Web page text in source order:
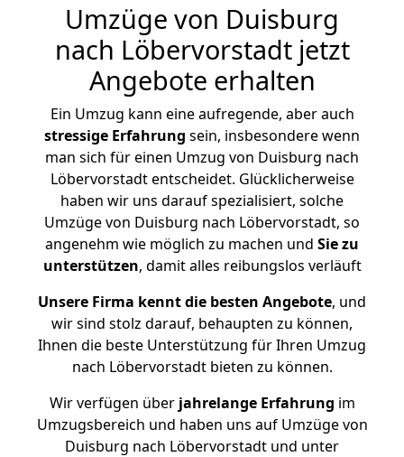
Umzüge von Duisburg
nach Löbervorstadt jetzt
Angebote erhalten
Ein Umzug kann eine aufregende, aber auch
stressige Erfahrung sein, insbesondere wenn
man sich für einen Umzug von Duisburg nach
Löbervorstadt entscheidet. Glücklicherweise
haben wir uns darauf spezialisiert, solche
Umzüge von Duisburg nach Löbervorstadt, so
angenehm wie möglich zu machen und Sie zu
unterstützen, damit alles reibungslos verläuft
Unsere Firma kennt die besten Angebote, und
wir sind stolz darauf, behaupten zu können,
Ihnen die beste Unterstützung für Ihren Umzug
nach Löbervorstadt bieten zu können.
Wir verfügen überjahrelange Erfahrung im
Umzugsbereich und haben uns auf Umzüge von
Duisburg nach Löbervorstadt und unter